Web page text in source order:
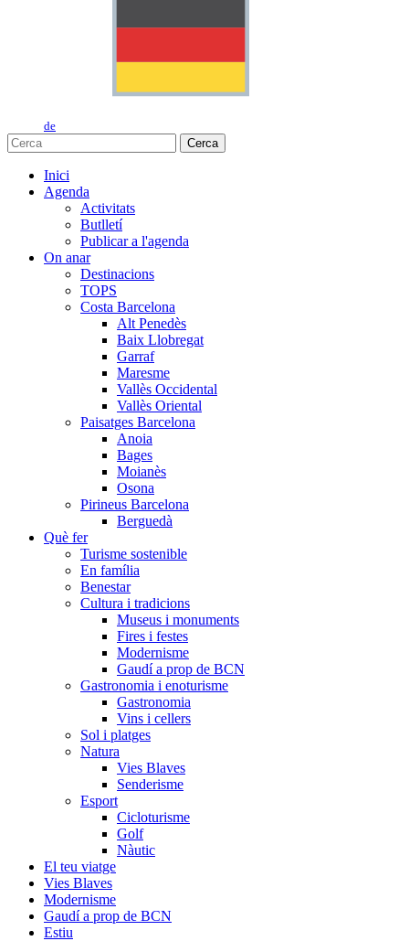
de
Cerca
Inici
Agenda
Activitats
Butlletí
Publicar a l'agenda
On anar
Destinacions
TOPS
Costa Barcelona
Alt Penedès
Baix Llobregat
Garraf
Maresme
Vallès Occidental
Vallès Oriental
Paisatges Barcelona
Anoia
Bages
Moianès
Osona
Pirineus Barcelona
Berguedà
Què fer
Turisme sostenible
En família
Benestar
Cultura i tradicions
Museus i monuments
Fires i festes
Modernisme
Gaudí a prop de BCN
Gastronomia i enoturisme
Gastronomia
Vins i cellers
Sol i platges
Natura
Vies Blaves
Senderisme
Esport
Cicloturisme
Golf
Nàutic
El teu viatge
Vies Blaves
Modernisme
Gaudí a prop de BCN
Estiu